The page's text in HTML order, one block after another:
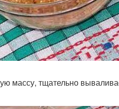
массу, тщательно